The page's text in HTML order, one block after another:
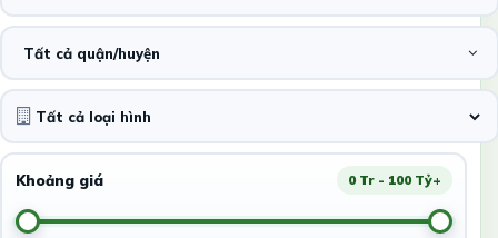
Tất cả quận/huyện
Khoảng giá 0 Tr - 100 Tỷ+